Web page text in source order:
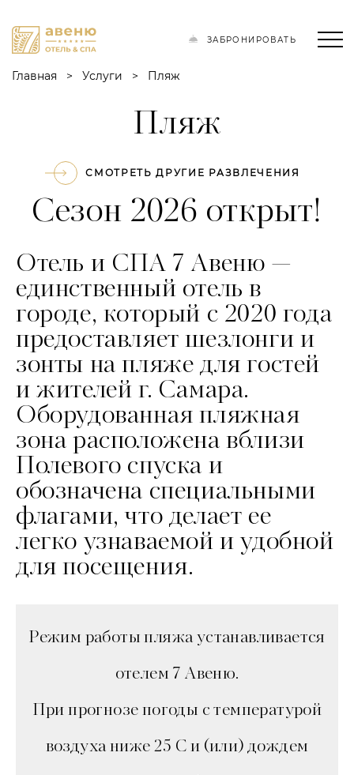
ЗАБРОНИРОВАТЬ
Главная Услуги Пляж
Пляж
СМОТРЕТЬ ДРУГИЕ РАЗВЛЕЧЕНИЯ
Сезон 2026 открыт!
Отель и СПА 7 Авеню —
единственный отель в
городе, который с 2020 года
предоставляет шезлонги и
зонты на пляже для гостей
и жителей г. Самара.
Оборудованная пляжная
зона расположена вблизи
Полевого спуска и
обозначена специальными
флагами, что делает ее
легко узнаваемой и удобной
для посещения.
Режим работы пляжа устанавливается
отелем 7 Авеню.
При прогнозе погоды с температурой
воздуха ниже 25 С и (или) дождем